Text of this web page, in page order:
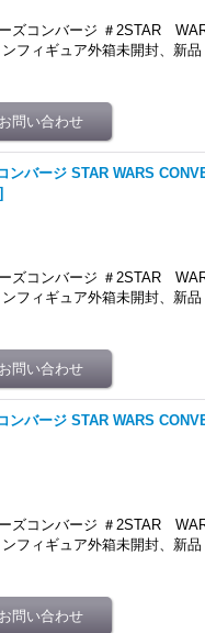
ズコンバージ ＃2STAR
フィギュア外箱未開封、新
ンバージ STAR WARS
]
ズコンバージ ＃2STAR
フィギュア外箱未開封、新
ンバージ STAR WARS
ズコンバージ ＃2STAR
フィギュア外箱未開封、新